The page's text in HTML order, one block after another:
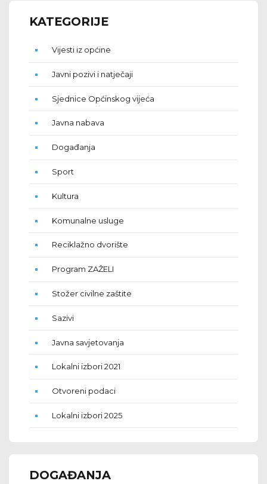
KATEGORIJE
Vijesti iz općine
Javni pozivi i natječaji
Sjednice Općinskog vijeća
Javna nabava
Događanja
Sport
Kultura
Komunalne usluge
Reciklažno dvorište
Program ZAŽELI
Stožer civilne zaštite
Sazivi
Javna savjetovanja
Lokalni izbori 2021
Otvoreni podaci
Lokalni izbori 2025
DOGAĐANJA